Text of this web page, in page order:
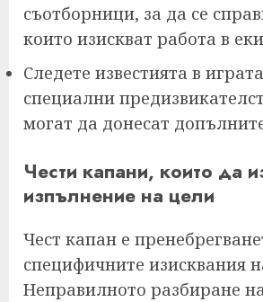
съотборници, за да се
които изискват работа в
Следете известията в
специални
могат да донесат
Чести капани, които да
изпълнение на цели
Чест капан е
специфичните изисквания
Неправилното разбиране